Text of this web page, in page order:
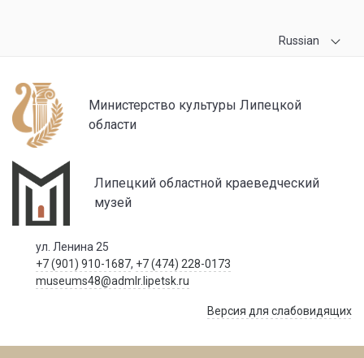
Russian
Министерство культуры Липецкой
области
Липецкий областной краеведческий
музей
ул. Ленина 25
+7 (901) 910-1687, +7 (474) 228-0173
museums48@admlr.lipetsk.ru
Версия для слабовидящих